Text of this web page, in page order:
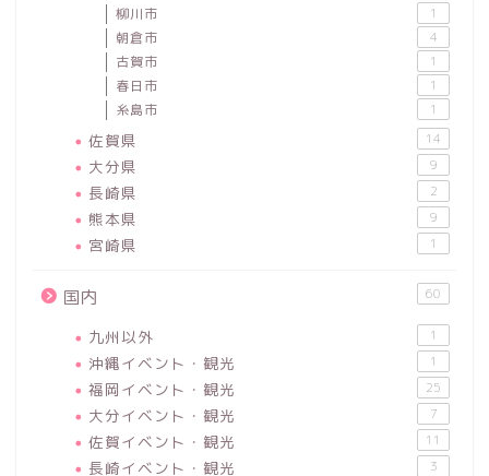
柳川市 1
朝倉市 4
古賀市 1
春日市 1
糸島市 1
佐賀県 14
大分県 9
長崎県 2
熊本県 9
宮崎県 1
国内 60
九州以外 1
沖縄イベント・観光 1
福岡イベント・観光 25
大分イベント・観光 7
佐賀イベント・観光 11
長崎イベント・観光 3